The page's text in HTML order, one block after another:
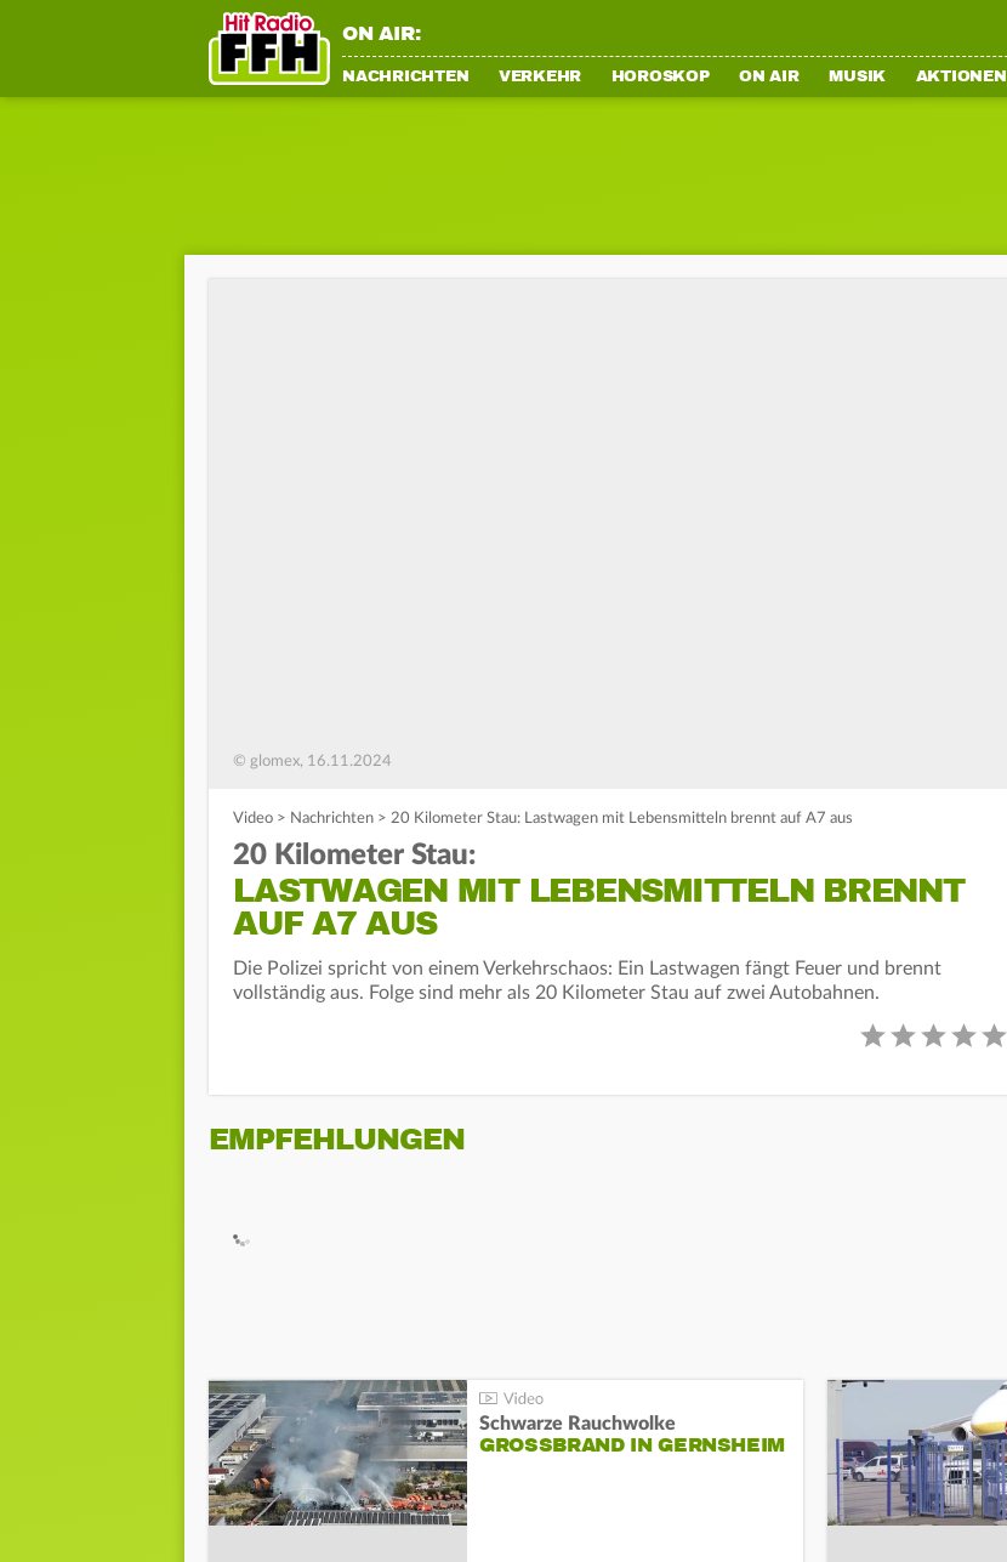
ON AIR:
NACHRICHTEN VERKEHR HOROSKOP ON AIR MUSIK AKTIONEN
© glomex, 16.11.2024
Video > Nachrichten > 20 Kilometer Stau: Lastwagen mit Lebensmitteln brennt auf A7 aus
20 Kilometer Stau:
LASTWAGEN MIT LEBENSMITTELN BRENNT
AUF A7 AUS
Die Polizei spricht von einem Verkehrschaos: Ein Lastwagen fängt Feuer und brennt
vollständig aus. Folge sind mehr als 20 Kilometer Stau auf zwei Autobahnen.
EMPFEHLUNGEN
Schwarze Rauchwolke
GROSSBRAND IN GERNSHEIM